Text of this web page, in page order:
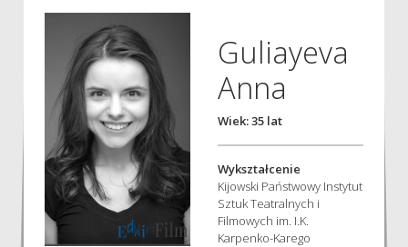
Guliayeva
Anna
Wiek: 35 lat
Wykształcenie
Kijowski Państwowy Instytut
Sztuk Teatralnych i
Filmowych im. I.K.
Karpenko-Karego